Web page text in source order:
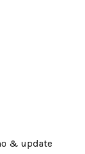
& update